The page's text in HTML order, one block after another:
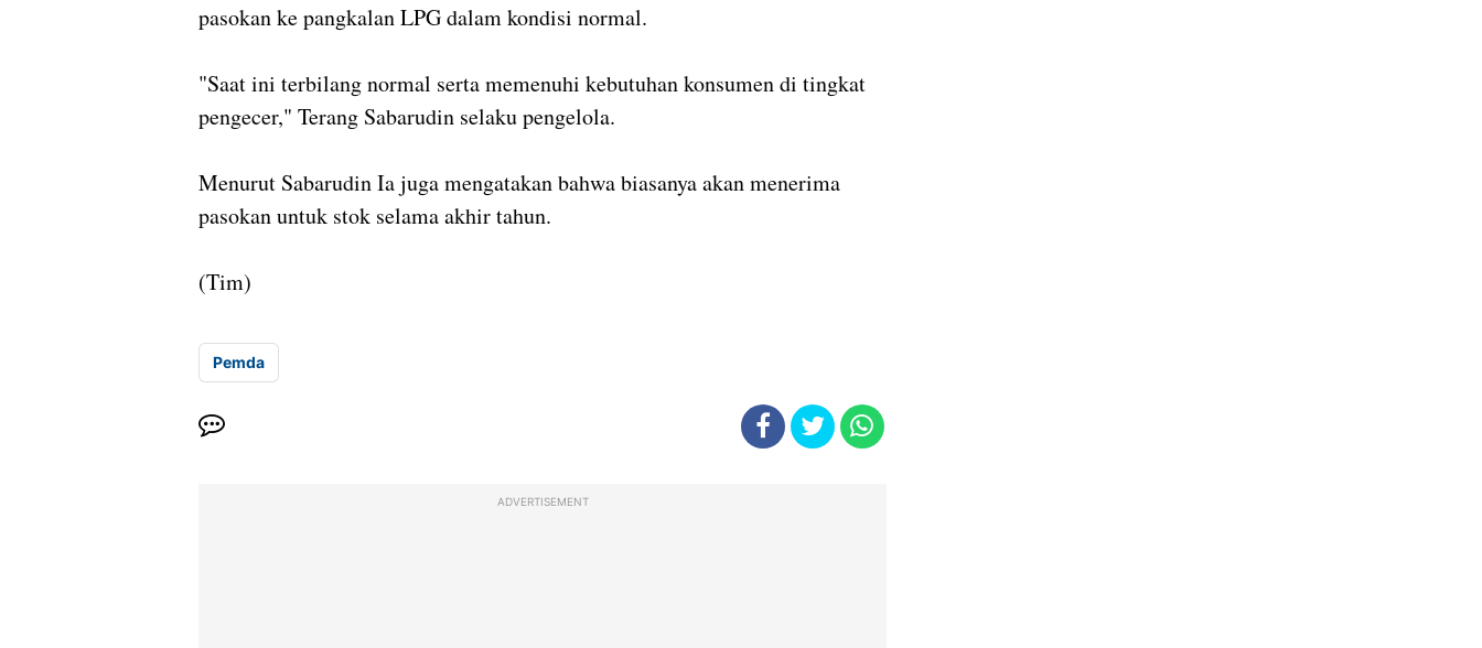
pasokan ke pangkalan LPG dalam kondisi normal.
"Saat ini terbilang normal serta memenuhi kebutuhan konsumen di tingkat
pengecer," Terang Sabarudin selaku pengelola.
Menurut Sabarudin Ia juga mengatakan bahwa biasanya akan menerima
pasokan untuk stok selama akhir tahun.
(Tim)
Pemda
ADVERTISEMENT